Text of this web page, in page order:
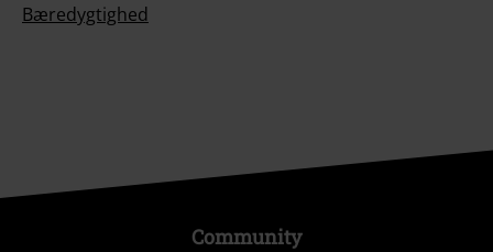
Bæredygtighed
Community